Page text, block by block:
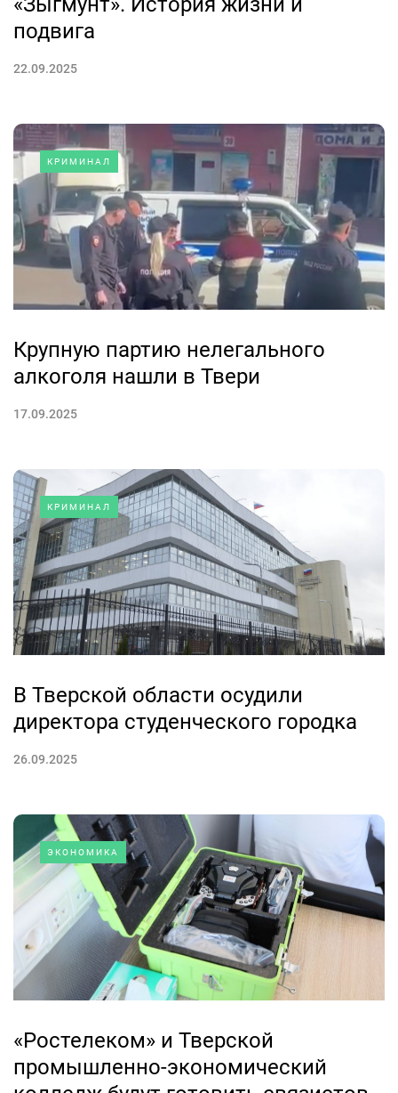
подвига
22.09.2025
КРИМИНАЛ
Крупную партию нелегального
алкоголя нашли в Твери
17.09.2025
КРИМИНАЛ
В Тверской области осудили
директора студенческого городка
26.09.2025
ЭКОНОМИКА
«Ростелеком» и Тверской
промышленно-экономический